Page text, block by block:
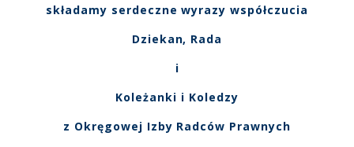
składamy serdeczne wyrazy współczucia
Dziekan, Rada
i
Koleżanki i Koledzy
z Okręgowej Izby Radców Prawnych